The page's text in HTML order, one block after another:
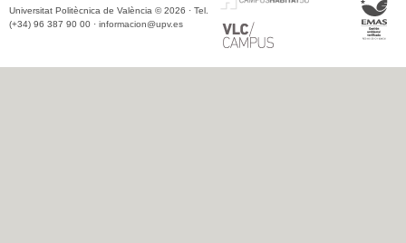
Universitat Politècnica de València © 2026 · Tel.
(+34) 96 387 90 00 · informacion@upv.es